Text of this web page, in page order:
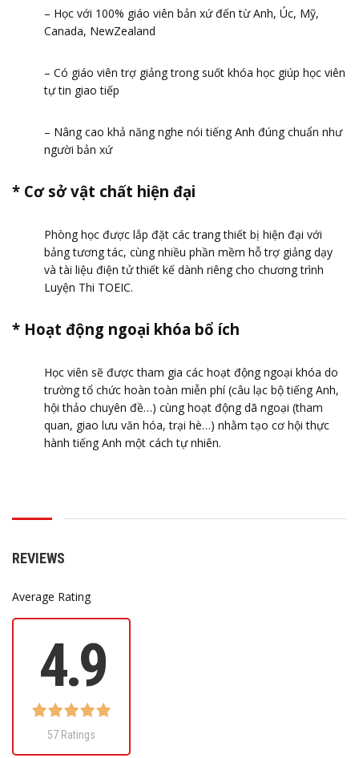
– Học với 100% giáo viên bản xứ đến từ Anh, Úc, Mỹ,
Canada, NewZealand
– Có giáo viên trợ giảng trong suốt khóa học giúp học viên
tự tin giao tiếp
– Nâng cao khả năng nghe nói tiếng Anh đúng chuẩn như
người bản xứ
* Cơ sở vật chất hiện đại
Phòng học được lắp đặt các trang thiết bị hiện đại với
bảng tương tác, cùng nhiều phần mềm hỗ trợ giảng dạy
và tài liệu điện tử thiết kế dành riêng cho chương trình
Luyện Thi TOEIC.
* Hoạt động ngoại khóa bổ ích
Học viên sẽ được tham gia các hoạt động ngoại khóa do
trường tổ chức hoàn toàn miễn phí (câu lạc bộ tiếng Anh,
hội thảo chuyên đề…) cùng hoạt động dã ngoại (tham
quan, giao lưu văn hóa, trại hè…) nhằm tạo cơ hội thực
hành tiếng Anh một cách tự nhiên.
REVIEWS
Average Rating
4.9
57 Ratings